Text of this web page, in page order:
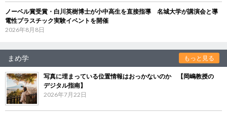
ノーベル賞受賞・白川英樹博士が小中高生を直接指導 名城大学が講演会と導
電性プラスチック実験イベントを開催
2026年8月8日
まめ学 もっと見る
写真に埋まっている位置情報はおっかないのか 【岡嶋教授の
デジタル指南】
2026年7月22日